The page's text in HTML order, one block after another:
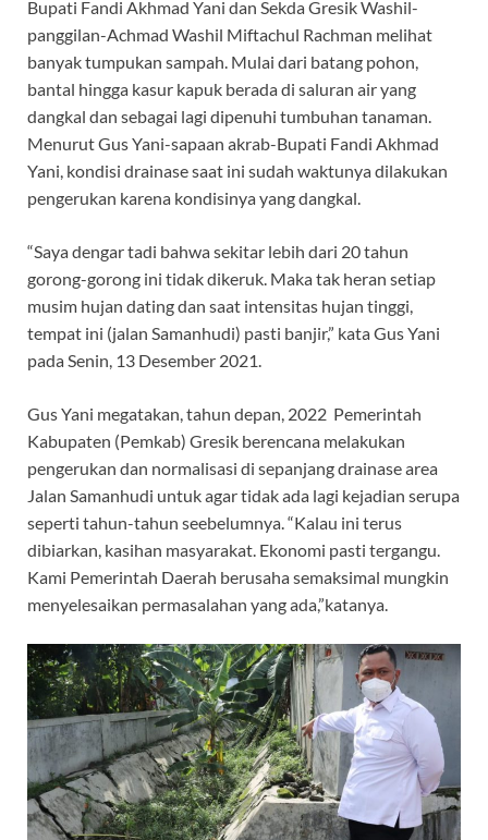
Bupati Fandi Akhmad Yani dan Sekda Gresik Washil-
panggilan-Achmad Washil Miftachul Rachman melihat
banyak tumpukan sampah. Mulai dari batang pohon,
bantal hingga kasur kapuk berada di saluran air yang
dangkal dan sebagai lagi dipenuhi tumbuhan tanaman.
Menurut Gus Yani-sapaan akrab-Bupati Fandi Akhmad
Yani, kondisi drainase saat ini sudah waktunya dilakukan
pengerukan karena kondisinya yang dangkal.
“Saya dengar tadi bahwa sekitar lebih dari 20 tahun
gorong-gorong ini tidak dikeruk. Maka tak heran setiap
musim hujan dating dan saat intensitas hujan tinggi,
tempat ini (jalan Samanhudi) pasti banjir,” kata Gus Yani
pada Senin, 13 Desember 2021.
Gus Yani megatakan, tahun depan, 2022 Pemerintah
Kabupaten (Pemkab) Gresik berencana melakukan
pengerukan dan normalisasi di sepanjang drainase area
Jalan Samanhudi untuk agar tidak ada lagi kejadian serupa
seperti tahun-tahun seebelumnya. “Kalau ini terus
dibiarkan, kasihan masyarakat. Ekonomi pasti tergangu.
Kami Pemerintah Daerah berusaha semaksimal mungkin
menyelesaikan permasalahan yang ada,”katanya.